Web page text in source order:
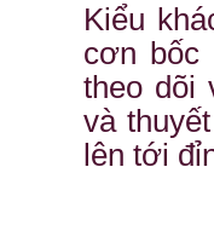
Kiểu
cơn bốc
theo dõi
và
lên tới